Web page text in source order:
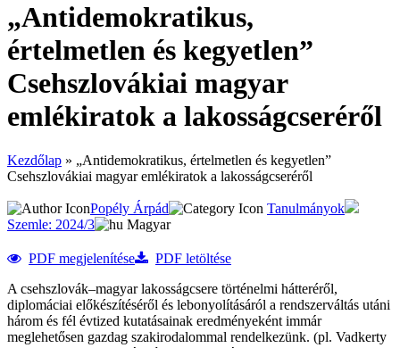
„Antidemokratikus,
értelmetlen és kegyetlen”
Csehszlovákiai magyar
emlékiratok a lakosságcseréről
Kezdőlap » „Antidemokratikus, értelmetlen és kegyetlen”
Csehszlovákiai magyar emlékiratok a lakosságcseréről
Popély Árpád
Tanulmányok
Szemle: 2024/3
Magyar
PDF megjelenítése
PDF letöltése
A csehszlovák–magyar lakosságcsere történelmi hátteréről,
diplomáciai előkészítéséről és lebonyolításáról a rendszerváltás utáni
három és fél évtized kutatásainak eredményeként immár
meglehetősen gazdag szakirodalommal rendelkezünk. (pl. Vadkerty